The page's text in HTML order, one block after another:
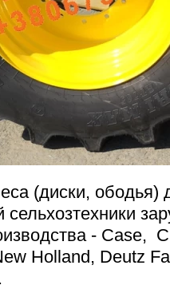
(диски, ободья)
сельхозтехники
- Case,
Holland, Deutz